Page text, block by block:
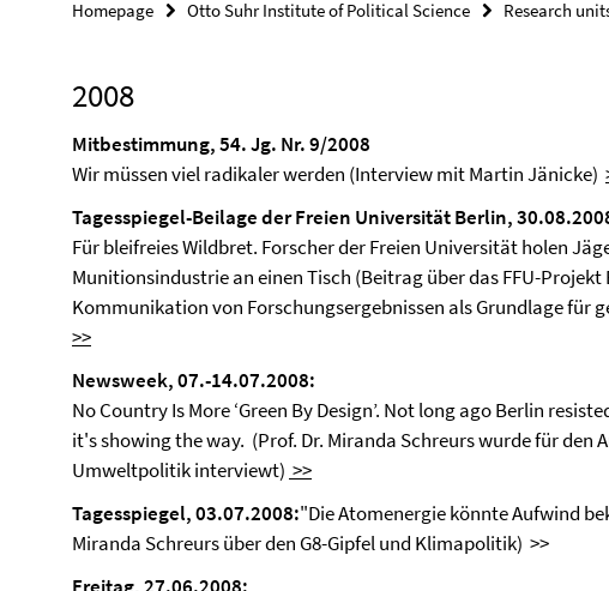
Homepage Otto Suhr Institute of Political Science Research
2008
Mitbestimmung, 54. Jg. Nr. 9/2008
Wir müssen viel radikaler werden (Interview mit Martin Jänicke)
Tagesspiegel-Beilage der Freien Universität Berlin,
Für bleifreies Wildbret. Forscher der Freien Universität holen
Munitionsindustrie an einen Tisch (Beitrag über das FFU-
Kommunikation von Forschungsergebnissen als Grundlage für
>>
Newsweek, 07.-14.07.2008:
No Country Is More ‘Green By Design’. Not long ago Berlin
it's showing the way. (Prof. Dr. Miranda Schreurs wurde für den
Umweltpolitik interviewt) >>
Tagesspiegel, 03.07.2008:"Die Atomenergie könnte Aufwind
Miranda Schreurs über den G8-Gipfel und Klimapolitik) >>